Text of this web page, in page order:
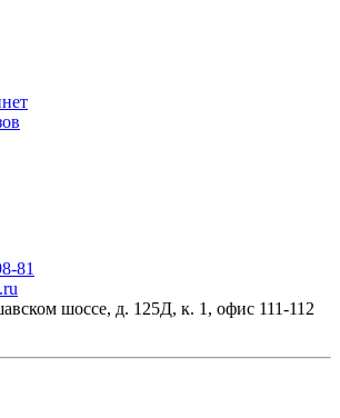
81
шоссе, д. 125Д, к. 1, офис 111-112